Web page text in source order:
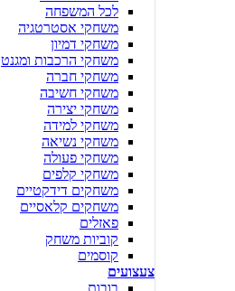
לכל המשפחה
משחקי אסטרטגיה
משחקי דמיון
משחקי הרכבות ומגנט
משחקי חברה
משחקי חשיבה
משחקי יצירה
משחקי למידה
משחקי נשיאה
משחקי פעולה
משחקי קלפים
משחקים דידקטיים
משחקים קלאסיים
פאזלים
קוביות משחק
קוסמים
צעצועים
בובות